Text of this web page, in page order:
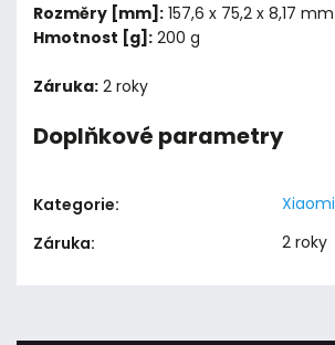
Rozměry [mm]: 157,6 x 75,2 x 8,17 mm
Hmotnost [g]: 200 g
Záruka: 2 roky
Doplňkové parametry
Kategorie:
Xiaomi
Záruka: 2 roky